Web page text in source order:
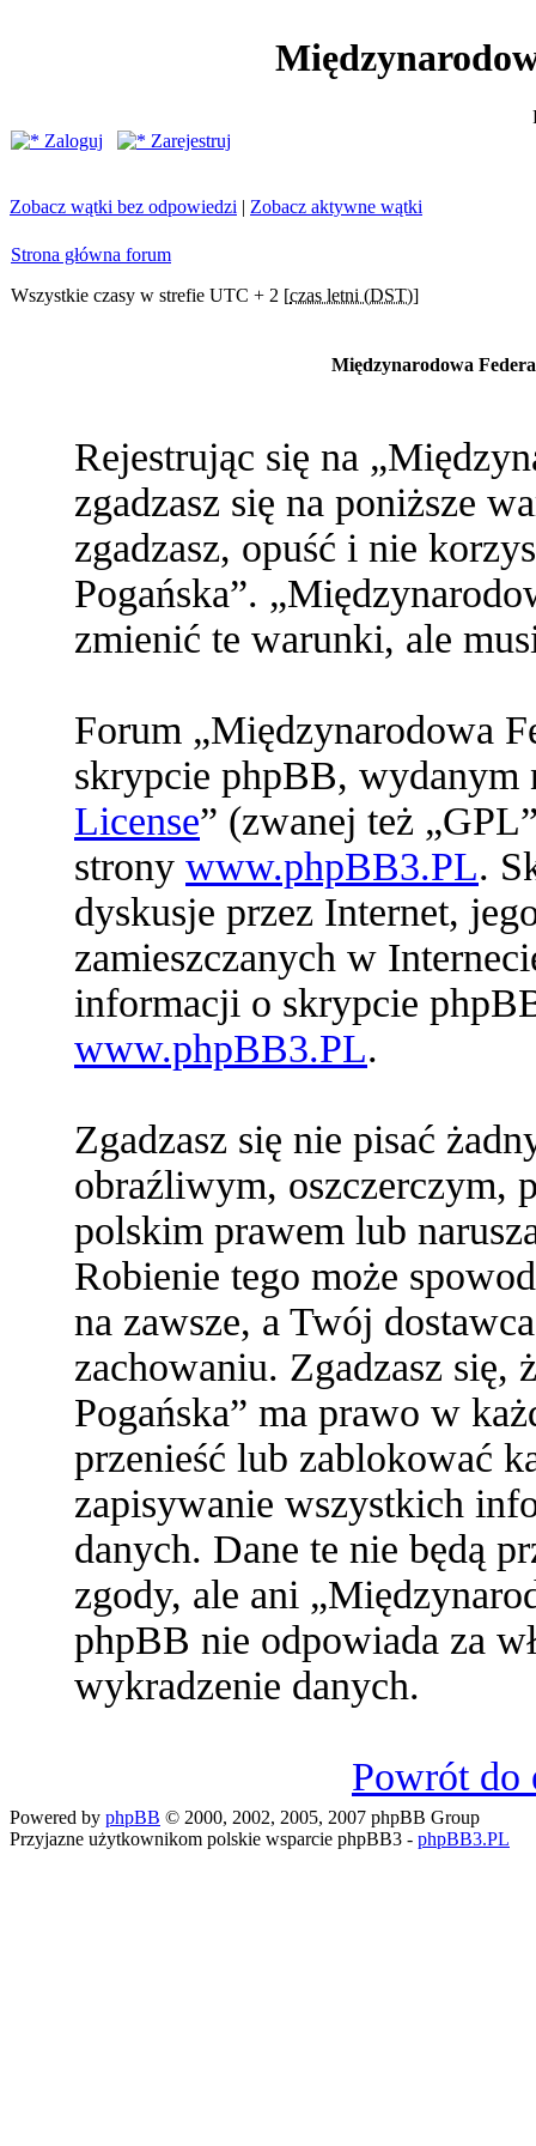
Zaloguj
Zarejestruj
Zobacz wątki bez odpowiedzi | Zobacz aktywne wątki
Strona główna forum
Wszystkie czasy w strefie UTC + 2 [czas letni (DST)]
Międzynarodowa
Rejestrując się na
zgadzasz się na poniższe
zgadzasz, opuść i nie
Pogańska”.
zmienić te warunki, ale
Forum „Międzynarodowa
skrypcie phpBB, wydanym
License” (zwanej też
strony www.phpBB3.PL.
dyskusje przez Internet,
zamieszczanych w
informacji o skrypcie
www.phpBB3.PL.
Zgadzasz się nie pisać
obraźliwym, oszczerczym,
polskim prawem lub
Robienie tego może
na zawsze, a Twój
zachowaniu. Zgadzasz się,
Pogańska” ma prawo w
przenieść lub zablokować
zapisywanie wszystkich
danych. Dane te nie będą
zgody, ale ani
phpBB nie odpowiada za
wykradzenie danych.
Powrót do
Powered by phpBB © 2000, 2002, 2005, 2007 phpBB Group
Przyjazne użytkownikom polskie wsparcie phpBB3 - phpBB3.PL